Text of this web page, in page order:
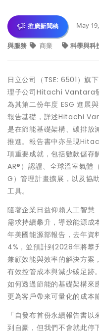
推廣新聞稿 May
與服務 商業 科學與科
日立公司（TSE: 6501）旗
理子公司Hitachi Vantara
為其第二份年度 ESG 進展
報告基礎，詳述Hitachi
是在節能基礎架構、碳排放
推進。報告書中亦呈現
項重要成就，包括數款儲存
AR®）認證、全球溫室氣
G）管理計畫擴展，以及協
工具。
隨著企業日益仰賴人工智慧
需求持續攀升，導致能源
年美國能源部報告，去年資
4%，並預計到2028年將攀
兼顧效能與效率的解決方案
有效控管成本與減少碳足
如何透過節能的基礎架構來
更為客戶帶來可量化的成本
「自發布首份永續報告書
到自豪，但我們不會就此